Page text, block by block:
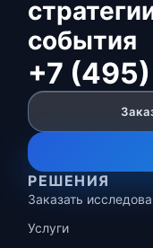
события
+7
РЕШЕНИЯ
Заказать
Услуги